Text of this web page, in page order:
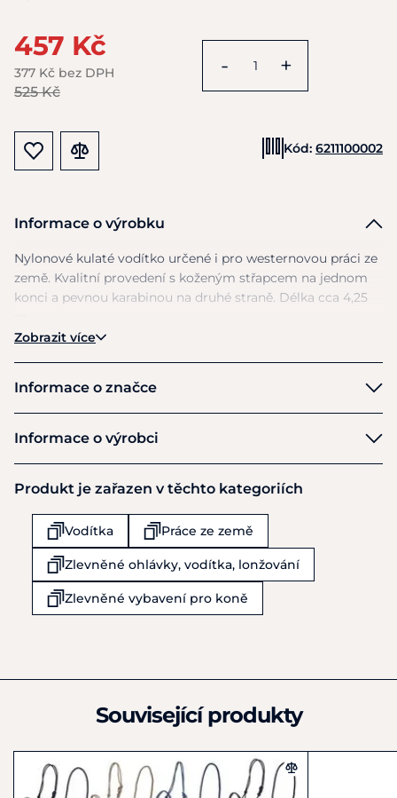
457 Kč
377 Kč bez DPH
525 Kč
- +
Kód: 6211100002
Informace o výrobku
Nylonové kulaté vodítko určené i pro westernovou práci ze
země. Kvalitní provedení s koženým střapcem na jednom
konci a pevnou karabinou na druhé straně. Délka cca 4,25
Zobrazit více
Informace o značce
Informace o výrobci
Equiservis s.r.o.
Obchodní 977
Rudná u Prahy
Česká republika
+420 602 378 801
info@equiservis.cz
Produkt je zařazen v těchto kategoriích
Vodítka Práce ze země
Zlevněné ohlávky, vodítka, lonžování
Zlevněné vybavení pro koně
Související produkty